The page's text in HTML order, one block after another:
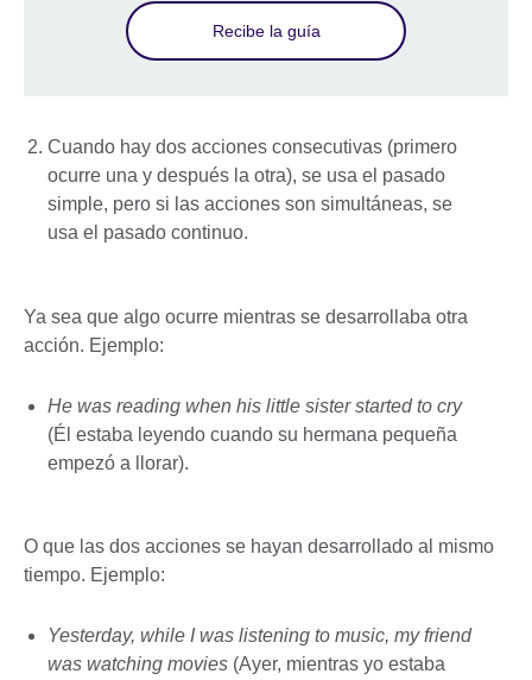
Recibe la guía
Cuando hay dos acciones consecutivas (primero
ocurre una y después la otra), se usa el pasado
simple, pero si las acciones son simultáneas, se
usa el pasado continuo.
Ya sea que algo ocurre mientras se desarrollaba otra
acción. Ejemplo:
He was reading when his little sister started to cry
(Él estaba leyendo cuando su hermana pequeña
empezó a llorar).
O que las dos acciones se hayan desarrollado al mismo
tiempo. Ejemplo:
Yesterday, while I was listening to music, my friend
was watching movies (Ayer, mientras yo estaba